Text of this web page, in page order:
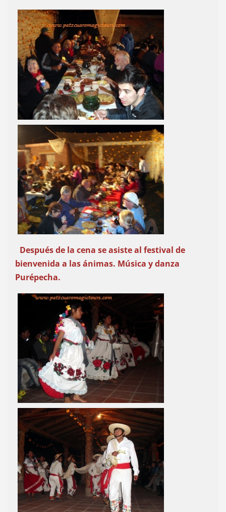
Después de la cena se asiste al festival de
bienvenida a las ánimas. Música y danza
Purépecha.